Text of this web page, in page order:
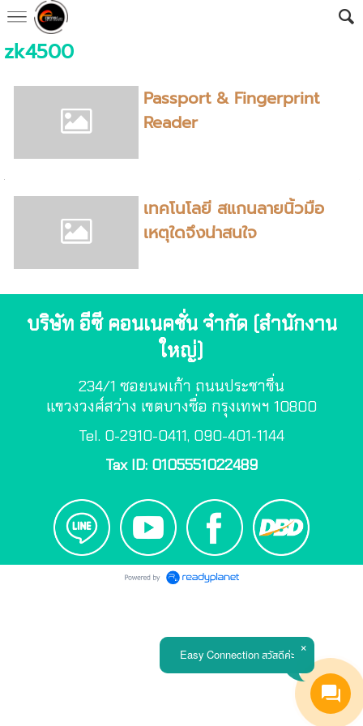
zk4500
Passport & Fingerprint
Reader
เทคโนโลยี สแกนลายนิ้วมือ
เหตุใดจึงน่าสนใจ
บริษัท อีซี คอนเนคชั่น จำกัด (สำนักงาน
ใหญ่)
234/1 ซอยนพเก้า ถนนประชาชื่น
แขวงวงศ์สว่าง เขตบางซื่อ กรุงเทพฯ 10800
Tel. 0-2910-0411, 090-401-1144
Tax ID: 0105551022489
Easy Connection สวัสดีค่ะ